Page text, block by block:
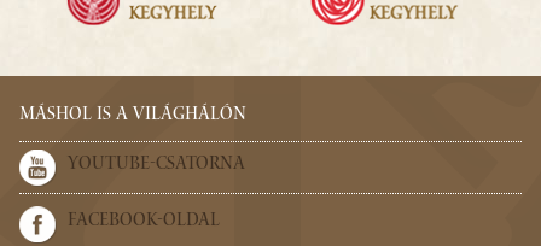
MÁSHOL IS A VILÁGHÁLÓN
YOUTUBE-CSATORNA
FACEBOOK-OLDAL